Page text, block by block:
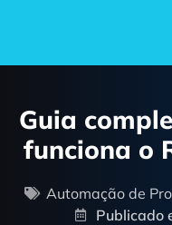
Guia
funciona o
Automação de
Publicado